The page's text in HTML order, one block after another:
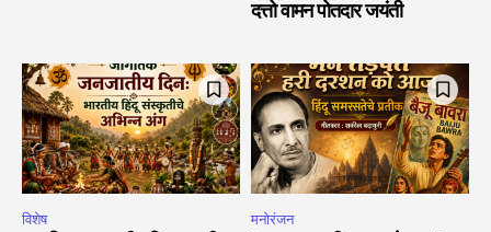
दत्तो वामन पोतदार जयंती
विशेष मनोरंजन